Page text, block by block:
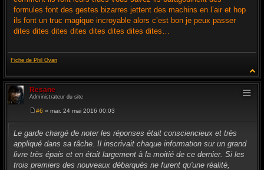
formules font des gestes bizarres jettent des machins en l’air et hop
ils font un truc magique incroyable alors c’est bon je peux passer
dites dites dites dites dites dites dites dites…
Fiche de Phil Ovan
Resane
Administrateur du site
s
s
a
g
e
#6 » mar. 24 mai 2016 00:03
Le garde chargé de noter les réponses était consciencieux et très
appliqué dans sa tâche. Il inscrivait chaque information sur un grand
livre très épais et en était largement à la moitié de ce dernier. Si les
trois premiers des nouveaux débarqués ne furent qu'une réalité,